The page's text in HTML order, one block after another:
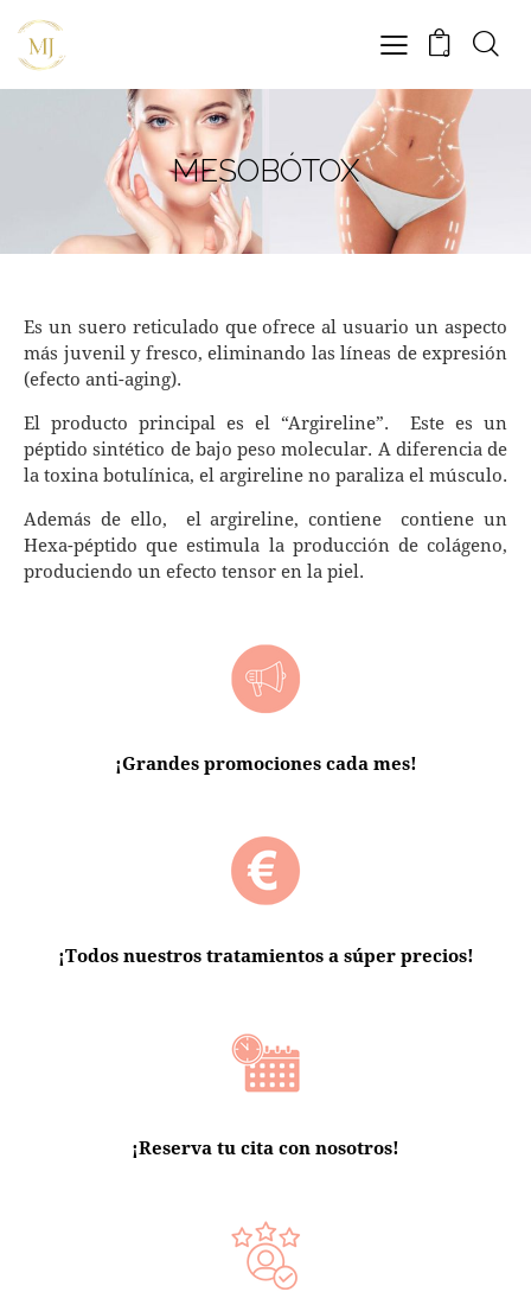
0
MESOBÓTOX
Es un suero reticulado que ofrece al usuario un aspecto
más juvenil y fresco, eliminando las líneas de expresión
(efecto anti-aging).
El producto principal es el “Argireline”. Este es un
péptido sintético de bajo peso molecular. A diferencia de
la toxina botulínica, el argireline no paraliza el músculo.
Además de ello, el argireline, contiene contiene un
Hexa-péptido que estimula la producción de colágeno,
produciendo un efecto tensor en la piel.
¡Grandes promociones cada mes!
¡Todos nuestros tratamientos a súper precios!
¡Reserva tu cita con nosotros!